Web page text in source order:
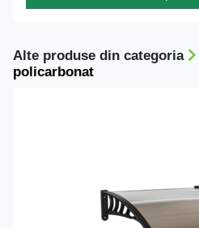
Alte produse din categoria
policarbonat